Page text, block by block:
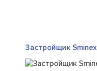
Застройщик Sminex